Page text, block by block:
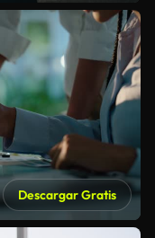
Descargar Gratis